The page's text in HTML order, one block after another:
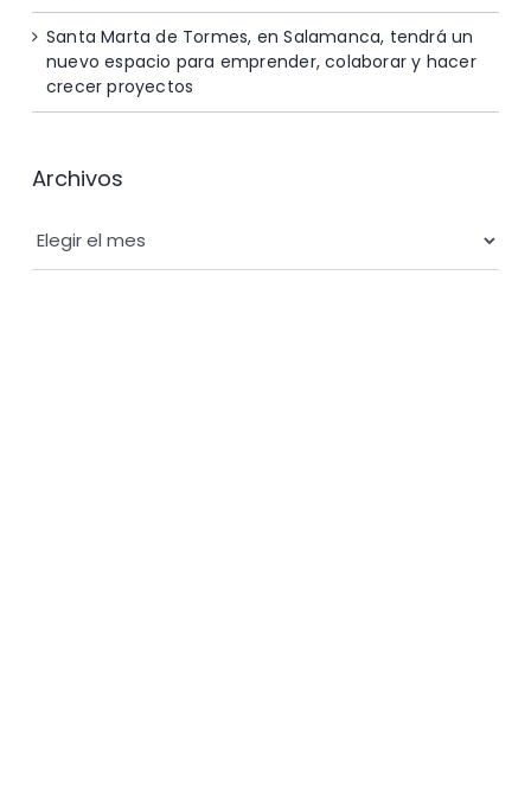
Santa Marta de Tormes, en Salamanca, tendrá un
nuevo espacio para emprender, colaborar y hacer
crecer proyectos
Archivos